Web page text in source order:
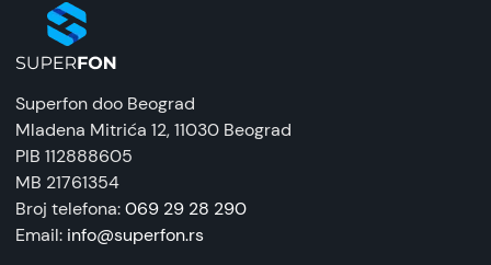
Superfon doo Beograd
Mladena Mitrića 12, 11030 Beograd
PIB 112888605
MB 21761354
Broj telefona:069 29 28 290
Email: info@superfon.rs